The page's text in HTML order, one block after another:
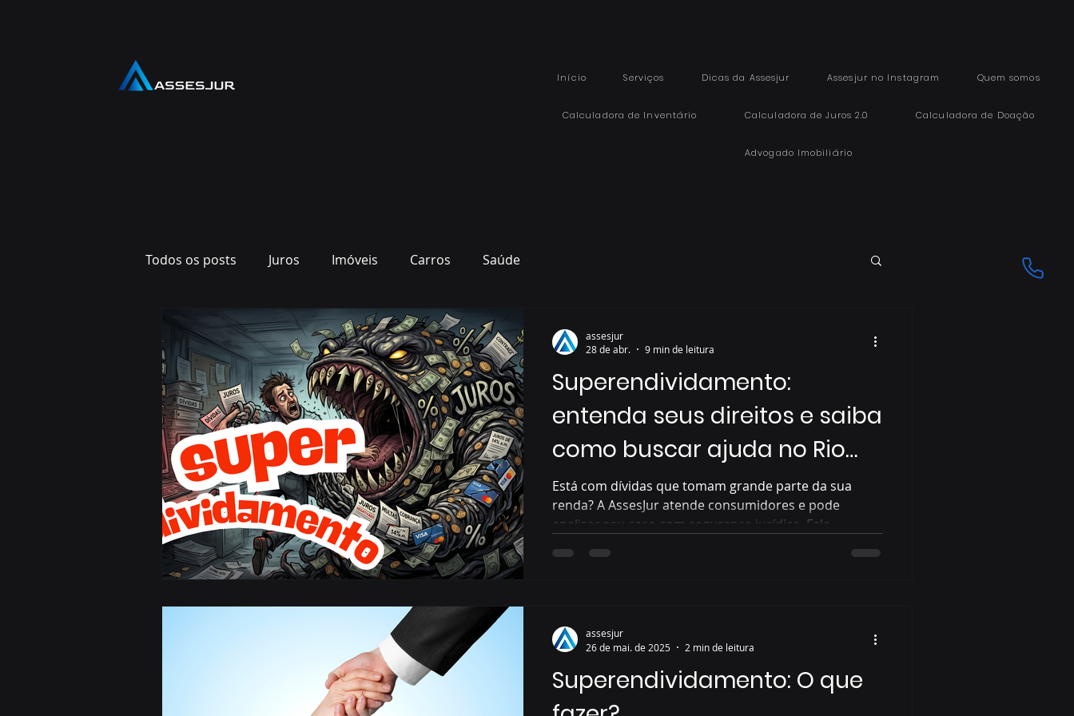
Início Serviços Dicas da Assesjur Assesjur no Instagram Quem somos
Calculadora de Inventário Calculadora de Juros 2.0 Calculadora de Doação
Advogado Imobiliário
Todos os posts Juros Imóveis Carros Saúde
Superendividamento:
entenda seus direitos e saiba
como buscar ajuda no Rio
Grande do Sul
Está com dívidas que tomam grande parte da sua
renda? A AssesJur atende consumidores e pode
analisar seu caso com segurança jurídica. Fale
assesjur
28 de abr.
9 min de leitura
Superendividamento: O que
assesjur
26 de mai. de 2025
2 min de leitura